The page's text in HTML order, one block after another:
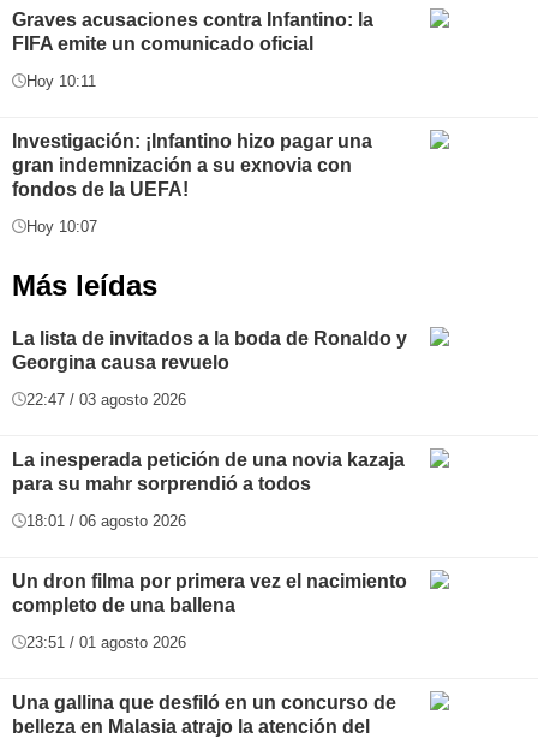
Graves acusaciones contra Infantino: la
FIFA emite un comunicado oficial
Hoy 10:11
Investigación: ¡Infantino hizo pagar una
gran indemnización a su exnovia con
fondos de la UEFA!
Hoy 10:07
Más leídas
La lista de invitados a la boda de Ronaldo y
Georgina causa revuelo
22:47 / 03 agosto 2026
La inesperada petición de una novia kazaja
para su mahr sorprendió a todos
18:01 / 06 agosto 2026
Un dron filma por primera vez el nacimiento
completo de una ballena
23:51 / 01 agosto 2026
Una gallina que desfiló en un concurso de
belleza en Malasia atrajo la atención del